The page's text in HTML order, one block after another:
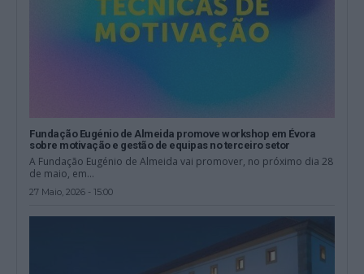
Fundação Eugénio de Almeida promove workshop em Évora
sobre motivação e gestão de equipas no terceiro setor
A Fundação Eugénio de Almeida vai promover, no próximo dia 28
de maio, em...
27 Maio, 2026 - 15:00